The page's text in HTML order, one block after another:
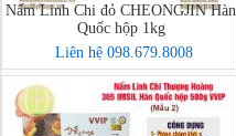
Nấm Linh Chi đỏ CHEONGJIN Hàn
Quốc hộp 1kg
Liên hệ 098.679.8008